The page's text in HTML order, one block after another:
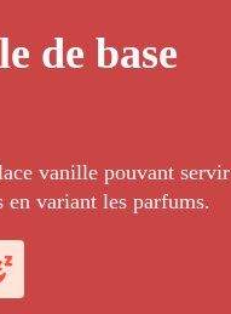
de base
vanille pouvant servir
en variant les parfums.